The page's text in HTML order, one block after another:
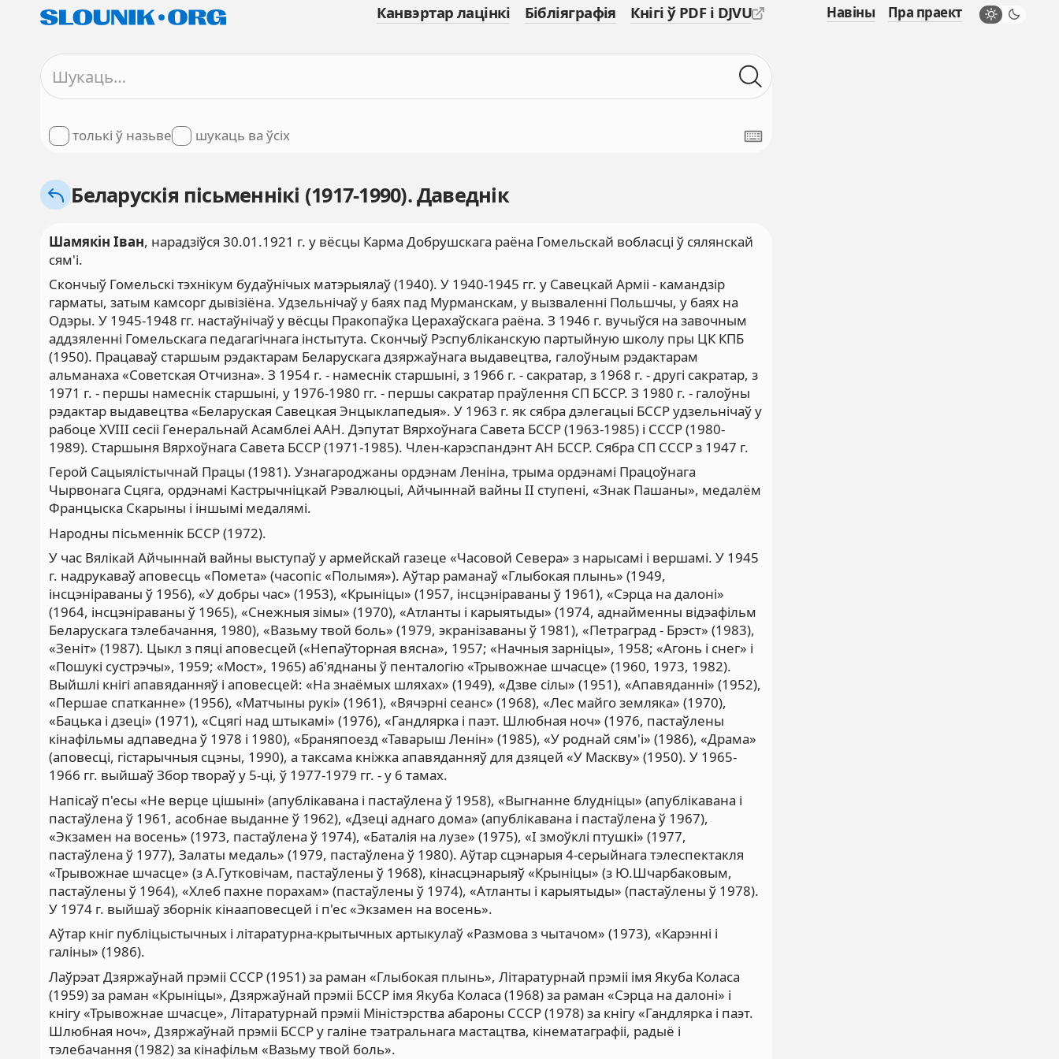
Канвэртар лацінкі Бібліяграфія Кнігі ў PDF і DJVU Навіны Пра праект
толькі ў назьве шукаць ва ўсіх
Беларускія пісьменнікі (1917-1990). Даведнік
Шамякін Іван, нарадзіўся 30.01.1921 г. у вёсцы Карма Добрушскага раёна Гомельскай вобласці ў сялянскай
сям'і.
Скончыў Гомельскі тэхнікум будаўнічых матэрыялаў (1940). У 1940-1945 гг. у Савецкай Арміі - камандзір
гарматы, затым камсорг дывізіёна. Удзельнічаў у баях пад Мурманскам, у вызваленні Польшчы, у баях на
Одэры. У 1945-1948 гг. настаўнічаў у вёсцы Пракопаўка Церахаўскага раёна. З 1946 г. вучыўся на завочным
аддзяленні Гомельскага педагагічнага інстытута. Скончыў Рэспубліканскую партыйную школу пры ЦК КПБ
(1950). Працаваў старшым рэдактарам Беларускага дзяржаўнага выдавецтва, галоўным рэдактарам
альманаха «Советская Отчизна». З 1954 г. - намеснік старшыні, з 1966 г. - сакратар, з 1968 г. - другі сакратар, з
1971 г. - першы намеснік старшыні, у 1976-1980 гг. - першы сакратар праўлення СП БССР. З 1980 г. - галоўны
рэдактар выдавецтва «Беларуская Савецкая Энцыклапедыя». У 1963 г. як сябра дэлегацыі БССР удзельнічаў у
рабоце XVIII сесіі Генеральнай Асамблеі ААН. Дэпутат Вярхоўнага Савета БССР (1963-1985) і СССР (1980-
1989). Старшыня Вярхоўнага Савета БССР (1971-1985). Член-карэспандэнт АН БССР. Сябра СП СССР з 1947 г.
Герой Сацыялістычнай Працы (1981). Узнагароджаны ордэнам Леніна, трыма ордэнамі Працоўнага
Чырвонага Сцяга, ордэнамі Кастрычніцкай Рэвалюцыі, Айчыннай вайны II ступені, «Знак Пашаны», медалём
Францыска Скарыны і іншымі медалямі.
Народны пісьменнік БССР (1972).
У час Вялікай Айчыннай вайны выступаў у армейскай газеце «Часовой Севера» з нарысамі і вершамі. У 1945
г. надрукаваў аповесць «Помета» (часопіс «Полымя»). Аўтар раманаў «Глыбокая плынь» (1949,
інсцэніраваны ў 1956), «У добры час» (1953), «Крыніцы» (1957, інсцэніраваны ў 1961), «Сэрца на далоні»
(1964, інсцэніраваны ў 1965), «Снежныя зімы» (1970), «Атланты і карыятыды» (1974, аднайменны відэафільм
Беларускага тэлебачання, 1980), «Вазьму твой боль» (1979, экранізаваны ў 1981), «Петраград - Брэст» (1983),
«Зеніт» (1987). Цыкл з пяці аповесцей («Непаўторная вясна», 1957; «Начныя зарніцы», 1958; «Агонь і снег» і
«Пошукі сустрэчы», 1959; «Мост», 1965) аб'яднаны ў пенталогію «Трывожнае шчасце» (1960, 1973, 1982).
Выйшлі кнігі апавяданняў і аповесцей: «На знаёмых шляхах» (1949), «Дзве сілы» (1951), «Апавяданні» (1952),
«Першае спатканне» (1956), «Матчыны рукі» (1961), «Вячэрні сеанс» (1968), «Лес майго земляка» (1970),
«Бацька і дзеці» (1971), «Сцягі над штыкамі» (1976), «Гандлярка і паэт. Шлюбная ноч» (1976, пастаўлены
кінафільмы адпаведна ў 1978 і 1980), «Браняпоезд «Таварыш Ленін» (1985), «У роднай сям'і» (1986), «Драма»
(аповесці, гістарычныя сцэны, 1990), а таксама кніжка апавяданняў для дзяцей «У Маскву» (1950). У 1965-
1966 гг. выйшаў Збор твораў у 5-ці, ў 1977-1979 гг. - у 6 тамах.
Напісаў п'есы «Не верце цішыні» (апублікавана і пастаўлена ў 1958), «Выгнанне блудніцы» (апублікавана і
пастаўлена ў 1961, асобнае выданне ў 1962), «Дзеці аднаго дома» (апублікавана і пастаўлена ў 1967),
«Экзамен на восень» (1973, пастаўлена ў 1974), «Баталія на лузе» (1975), «І змоўклі птушкі» (1977,
пастаўлена ў 1977), Залаты медаль» (1979, пастаўлена ў 1980). Аўтар сцэнарыя 4-серыйнага тэлеспектакля
«Трывожнае шчасце» (з А.Гутковічам, пастаўлены ў 1968), кінасцэнарыяў «Крыніцы» (з Ю.Шчарбаковым,
пастаўлены ў 1964), «Хлеб пахне порахам» (пастаўлены ў 1974), «Атланты і карыятыды» (пастаўлены ў 1978).
У 1974 г. выйшаў зборнік кінааповесцей і п'ес «Экзамен на восень».
Аўтар кніг публіцыстычных і літаратурна-крытычных артыкулаў «Размова з чытачом» (1973), «Карэнні і
галіны» (1986).
Лаўрэат Дзяржаўнай прэміі СССР (1951) за раман «Глыбокая плынь», Літаратурнай прэміі імя Якуба Коласа
(1959) за раман «Крыніцы», Дзяржаўнай прэміі БССР імя Якуба Коласа (1968) за раман «Сэрца на далоні» і
кнігу «Трывожнае шчасце», Літаратурнай прэміі Міністэрства абароны СССР (1978) за кнігу «Гандлярка і паэт.
Шлюбная ноч», Дзяржаўнай прэміі БССР у галіне тэатральнага мастацтва, кінематаграфіі, радыё і
тэлебачання (1982) за кінафільм «Вазьму твой боль».